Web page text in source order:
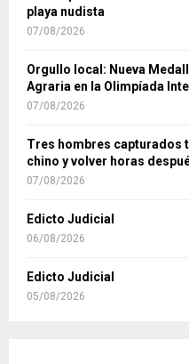
playa nudista
07/08/2026
Orgullo local: Nueva
Agraria en la Olimpíada
07/08/2026
Tres hombres capturados
chino y volver horas
07/08/2026
Edicto Judicial
06/08/2026
Edicto Judicial
05/08/2026